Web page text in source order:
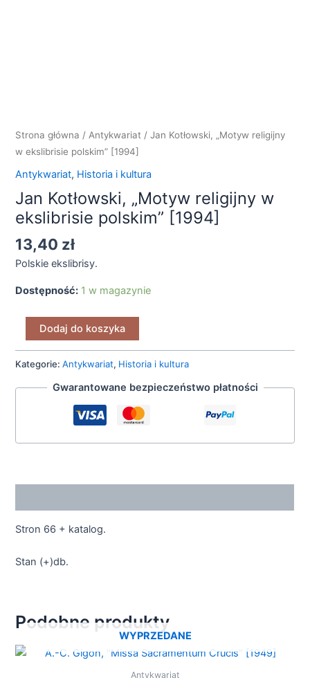
Strona główna / Antykwariat / Jan Kotłowski, „Motyw religijny
w ekslibrisie polskim” [1994]
Antykwariat, Historia i kultura
Jan Kotłowski, „Motyw religijny w
ekslibrisie polskim” [1994]
13,40 zł
Polskie ekslibrisy.
Dostępność: 1 w magazynie
Dodaj do koszyka
Kategorie:Antykwariat, Historia i kultura
Gwarantowane bezpieczeństwo płatności
Stron 66 + katalog.
Stan (+)db.
Podobne produkty
WYPRZEDANE
Antykwariat